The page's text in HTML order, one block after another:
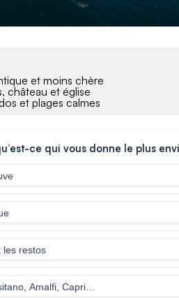
et moins chère
château et église
et plages calmes
ce qui vous donne le plus
les restos
Amalfi, Capri…